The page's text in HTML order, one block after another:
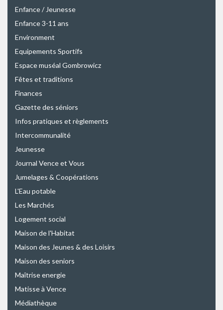
Enfance / Jeunesse
Enfance 3-11 ans
Environment
Equipements Sportifs
Espace muséal Gombrowicz
Fêtes et traditions
Finances
Gazette des séniors
Infos pratiques et règlements
Intercommunalité
Jeunesse
Journal Vence et Vous
Jumelages & Coopérations
L'Eau potable
Les Marchés
Logement social
Maison de l'Habitat
Maison des Jeunes & des Loisirs
Maison des seniors
Maîtrise energie
Matisse à Vence
Médiathèque